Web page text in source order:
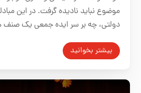
موضوع نباید نادیده گرفت. در این
دولتی، چه بر سر ایده جمعی یک صنف
بیشتر بخوانید